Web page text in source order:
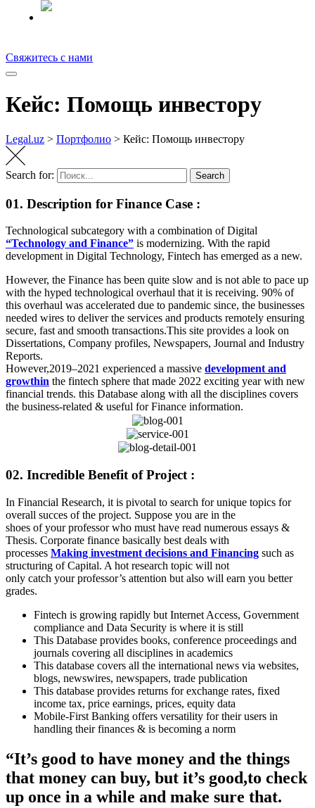
Свяжитесь с нами
Кейс: Помощь инвестору
Legal.uz > Портфолио > Кейс: Помощь инвестору
Search for: Search
01. Description for Finance Case :
Technological subcategory with a combination of Digital
“Technology and Finance” is modernizing. With the rapid
development in Digital Technology, Fintech has emerged as a new.
However, the Finance has been quite slow and is not able to pace up
with the hyped technological overhaul that it is receiving. 90% of
this overhaul was accelerated due to pandemic since, the businesses
needed wires to deliver the services and products remotely ensuring
secure, fast and smooth transactions.This site provides a look on
Dissertations, Company profiles, Newspapers, Journal and Industry
Reports.
However,2019–2021 experienced a massive development and
growthin the fintech sphere that made 2022 exciting year with new
financial trends. this Database along with all the disciplines covers
the business-related & useful for Finance information.
02. Incredible Benefit of Project :
In Financial Research, it is pivotal to search for unique topics for
overall succes of the project. Suppose you are in the
shoes of your professor who must have read numerous essays &
Thesis. Corporate finance basically best deals with
processes Making investment decisions and Financing such as
structuring of Capital. A hot research topic will not
only catch your professor’s attention but also will earn you better
grades.
Fintech is growing rapidly but Internet Access, Government
compliance and Data Security is where it is still
This Database provides books, conference proceedings and
journals covering all disciplines in academics
This database covers all the international news via websites,
blogs, newswires, newspapers, trade publication
This database provides returns for exchange rates, fixed
income tax, price earnings, prices, equity data
Mobile-First Banking offers versatility for their users in
handling their finances & is becoming a norm
“It’s good to have money and the things
that money can buy, but it’s good,to check
up once in a while and make sure that.